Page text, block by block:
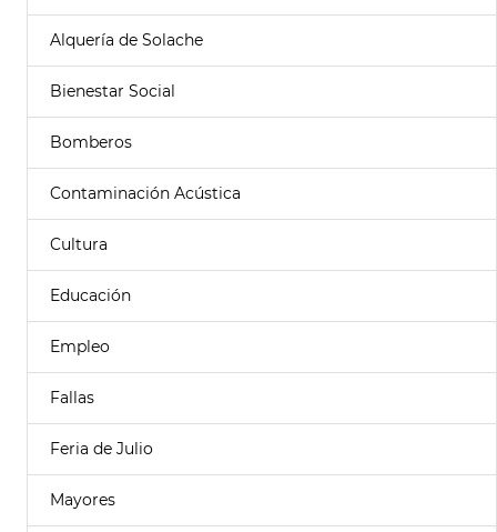
Alquería de Solache
Bienestar Social
Bomberos
Contaminación Acústica
Cultura
Educación
Empleo
Fallas
Feria de Julio
Mayores